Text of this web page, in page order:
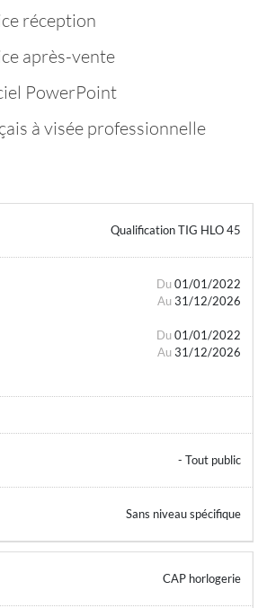
réception
après-vente
PowerPoint
à visée professionnelle
Qualification TIG HLO 45
Du 01/01/2022
Au 31/12/2026
Du 01/01/2022
Au 31/12/2026
- Tout public
Sans niveau spécifique
CAP horlogerie